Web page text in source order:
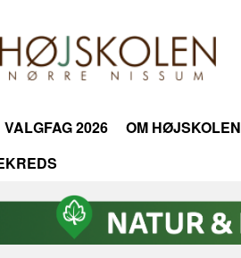
VALGFAG 2026 OM HØJSKOLEN